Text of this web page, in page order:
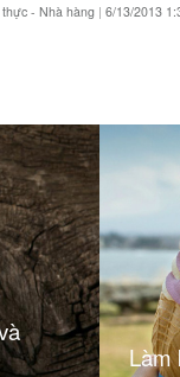
- Nhà hàng | 6/13/2013
Làm